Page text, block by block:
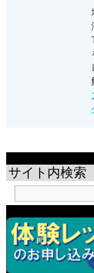
サイト内検索